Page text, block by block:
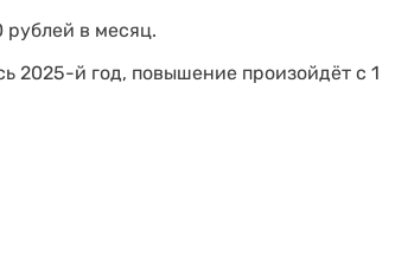
рублей в месяц.
2025-й год, повышение произойдёт с 1